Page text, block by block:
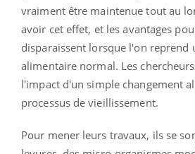
vraiment être maintenue tout au
avoir cet effet, et les avantages
disparaissent lorsque l'on reprend
alimentaire normal. Les
l'impact d'un simple changement
processus de vieillissement.
Pour mener leurs travaux, ils se